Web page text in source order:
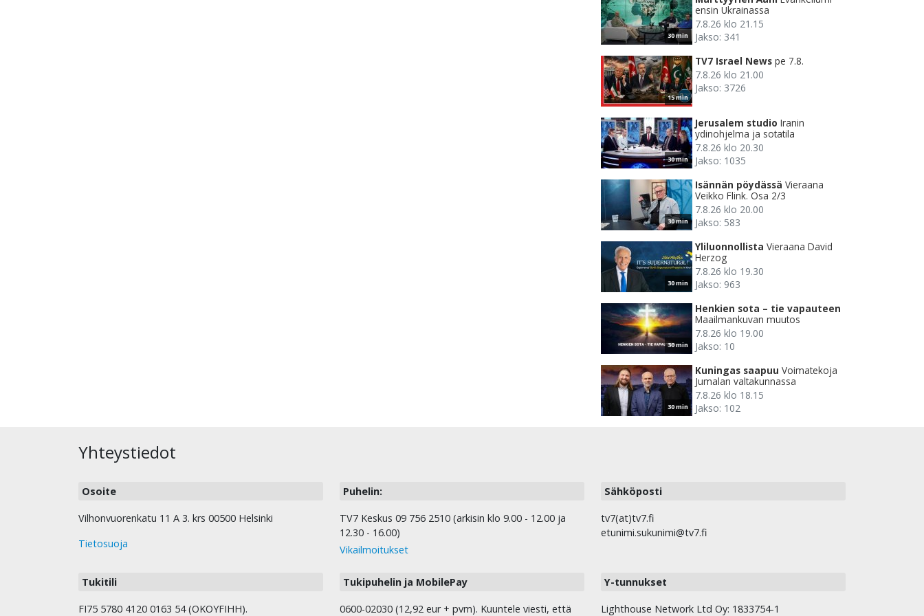
30 min
ensin Ukrainassa
7.8.26 klo 21.15
Jakso: 341
15 min
TV7 Israel News pe 7.8.
7.8.26 klo 21.00
Jakso: 3726
30 min
Jerusalem studio Iranin
ydinohjelma ja sotatila
7.8.26 klo 20.30
Jakso: 1035
30 min
Isännän pöydässä Vieraana
Veikko Flink. Osa 2/3
7.8.26 klo 20.00
Jakso: 583
30 min
Yliluonnollista Vieraana David
Herzog
7.8.26 klo 19.30
Jakso: 963
30 min
Henkien sota – tie vapauteen
Maailmankuvan muutos
7.8.26 klo 19.00
Jakso: 10
30 min
Kuningas saapuu Voimatekoja
Jumalan valtakunnassa
7.8.26 klo 18.15
Jakso: 102
Yhteystiedot
Osoite
Vilhonvuorenkatu 11 A 3. krs 00500 Helsinki
Tietosuoja
Puhelin:
TV7 Keskus 09 756 2510 (arkisin klo 9.00 - 12.00 ja
12.30 - 16.00)
Vikailmoitukset
Sähköposti
tv7(at)tv7.fi
etunimi.sukunimi@tv7.fi
Tukitili
FI75 5780 4120 0163 54 (OKOYFIHH).
Tukipuhelin ja MobilePay
0600-02030 (12,92 eur + pvm). Kuuntele viesti, että
Y-tunnukset
Lighthouse Network Ltd Oy: 1833754-1